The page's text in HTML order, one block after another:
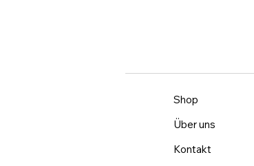
Shop
Über uns
Kontakt